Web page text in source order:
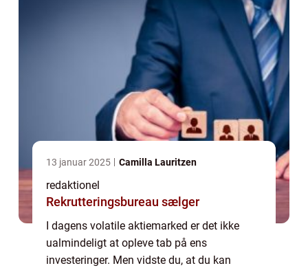
13 januar 2025 Camilla Lauritzen
redaktionel
Rekrutteringsbureau sælger
I dagens volatile aktiemarked er det ikke
ualmindeligt at opleve tab på ens
investeringer. Men vidste du, at du kan